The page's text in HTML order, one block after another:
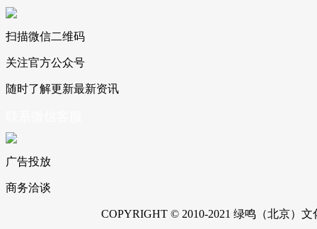
扫描微信二维码
关注官方公众号
随时了解更新最新资讯
广告投放
商务洽谈
COPYRIGHT © 2010-2021 绿鸣（北京）